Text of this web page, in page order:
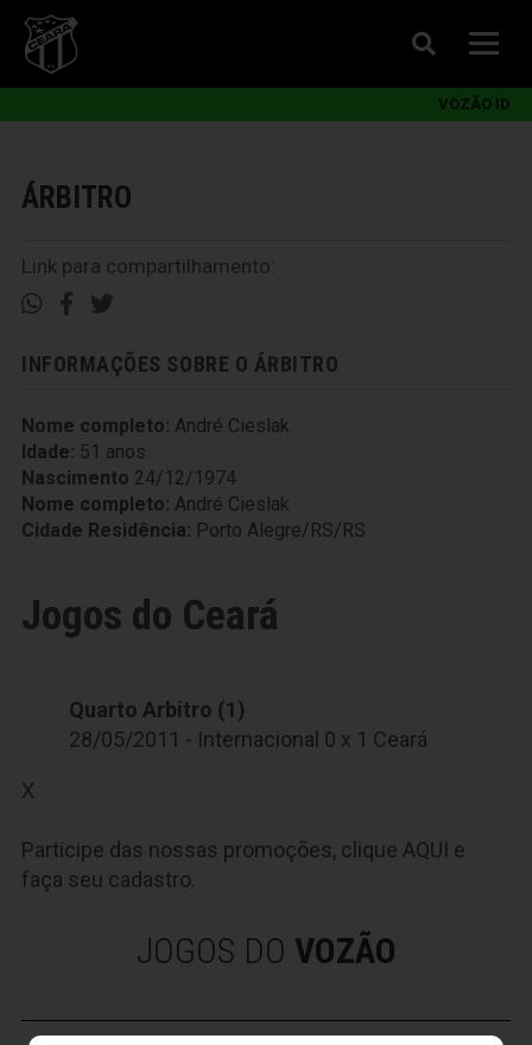
VOZÃO ID
ÁRBITRO
Link para compartilhamento:
INFORMAÇÕES SOBRE O ÁRBITRO
Nome completo: André Cieslak
Idade: 51 anos
Nascimento 24/12/1974
Nome completo: André Cieslak
Cidade Residência: Porto Alegre/RS/RS
Jogos do Ceará
Quarto Arbitro (1)
28/05/2011 - Internacional 0 x 1 Ceará
X
Participe das nossas promoções, clique AQUI e
faça seu cadastro.
JOGOS DO VOZÃO